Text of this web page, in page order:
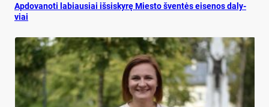
Ap­do­va­no­ti la­biau­siai iš­si­sky­rę Mies­to šven­tės ei­se­nos da­ly­
viai